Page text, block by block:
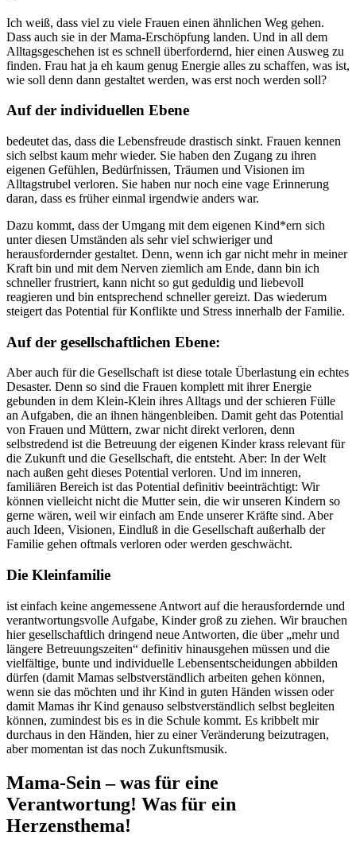
Ich weiß, dass viel zu viele Frauen einen ähnlichen Weg gehen.
Dass auch sie in der Mama-Erschöpfung landen. Und in all dem
Alltagsgeschehen ist es schnell überfordernd, hier einen Ausweg zu
finden. Frau hat ja eh kaum genug Energie alles zu schaffen, was ist,
wie soll denn dann gestaltet werden, was erst noch werden soll?
Auf der individuellen Ebene
bedeutet das, dass die Lebensfreude drastisch sinkt. Frauen kennen
sich selbst kaum mehr wieder. Sie haben den Zugang zu ihren
eigenen Gefühlen, Bedürfnissen, Träumen und Visionen im
Alltagstrubel verloren. Sie haben nur noch eine vage Erinnerung
daran, dass es früher einmal irgendwie anders war.
Dazu kommt, dass der Umgang mit dem eigenen Kind*ern sich
unter diesen Umständen als sehr viel schwieriger und
herausfordernder gestaltet. Denn, wenn ich gar nicht mehr in meiner
Kraft bin und mit dem Nerven ziemlich am Ende, dann bin ich
schneller frustriert, kann nicht so gut geduldig und liebevoll
reagieren und bin entsprechend schneller gereizt. Das wiederum
steigert das Potential für Konflikte und Stress innerhalb der Familie.
Auf der gesellschaftlichen Ebene:
Aber auch für die Gesellschaft ist diese totale Überlastung ein echtes
Desaster. Denn so sind die Frauen komplett mit ihrer Energie
gebunden in dem Klein-Klein ihres Alltags und der schieren Fülle
an Aufgaben, die an ihnen hängenbleiben. Damit geht das Potential
von Frauen und Müttern, zwar nicht direkt verloren, denn
selbstredend ist die Betreuung der eigenen Kinder krass relevant für
die Zukunft und die Gesellschaft, die entsteht. Aber: In der Welt
nach außen geht dieses Potential verloren. Und im inneren,
familiären Bereich ist das Potential definitiv beeinträchtigt: Wir
können vielleicht nicht die Mutter sein, die wir unseren Kindern so
gerne wären, weil wir einfach am Ende unserer Kräfte sind. Aber
auch Ideen, Visionen, Eindluß in die Gesellschaft außerhalb der
Familie gehen oftmals verloren oder werden geschwächt.
Die Kleinfamilie
ist einfach keine angemessene Antwort auf die herausfordernde und
verantwortungsvolle Aufgabe, Kinder groß zu ziehen. Wir brauchen
hier gesellschaftlich dringend neue Antworten, die über „mehr und
längere Betreuungszeiten“ definitiv hinausgehen müssen und die
vielfältige, bunte und individuelle Lebensentscheidungen abbilden
dürfen (damit Mamas selbstverständlich arbeiten gehen können,
wenn sie das möchten und ihr Kind in guten Händen wissen oder
damit Mamas ihr Kind genauso selbstverständlich selbst begleiten
können, zumindest bis es in die Schule kommt. Es kribbelt mir
durchaus in den Händen, hier zu einer Veränderung beizutragen,
aber momentan ist das noch Zukunftsmusik.
Mama-Sein – was für eine
Verantwortung! Was für ein
Herzensthema!